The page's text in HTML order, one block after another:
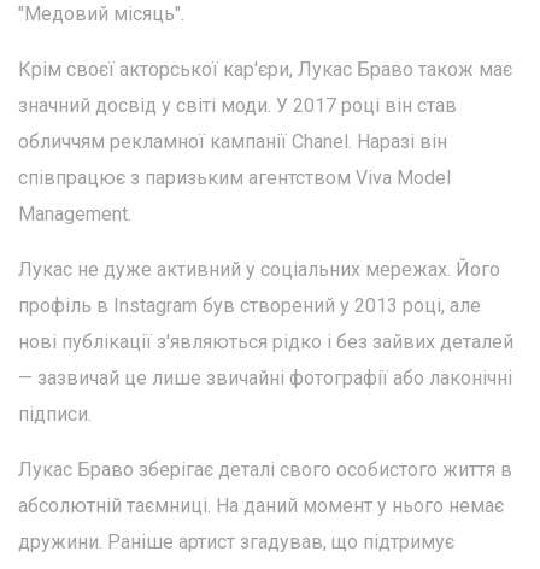
"Медовий місяць".
Крім своєї акторської кар'єри, Лукас Браво також має
значний досвід у світі моди. У 2017 році він став
обличчям рекламної кампанії Chanel. Наразі він
співпрацює з паризьким агентством Viva Model
Management.
Лукас не дуже активний у соціальних мережах. Його
профіль в Instagram був створений у 2013 році, але
нові публікації з'являються рідко і без зайвих деталей
— зазвичай це лише звичайні фотографії або лаконічні
підписи.
Лукас Браво зберігає деталі свого особистого життя в
абсолютній таємниці. На даний момент у нього немає
дружини. Раніше артист згадував, що підтримує